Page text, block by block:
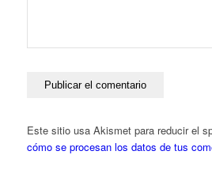
Este sitio usa Akismet para reducir el
cómo se procesan los datos de tus